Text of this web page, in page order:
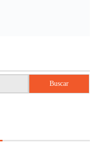
Buscar